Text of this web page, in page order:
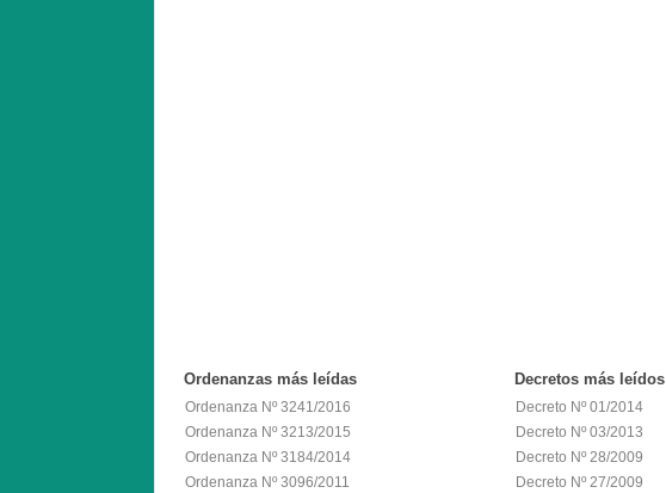
Ordenanzas más leídas
Ordenanza Nº 3241/2016
Ordenanza Nº 3213/2015
Ordenanza Nº 3184/2014
Ordenanza Nº 3096/2011
Decretos más leídos
Decreto Nº 01/2014
Decreto Nº 03/2013
Decreto Nº 28/2009
Decreto Nº 27/2009